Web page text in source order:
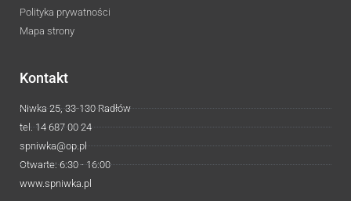
Polityka prywatności
Mapa strony
Kontakt
Niwka 25, 33-130 Radłów
tel. 14 687 00 24
spniwka@op.pl
Otwarte: 6:30 - 16:00
www.spniwka.pl